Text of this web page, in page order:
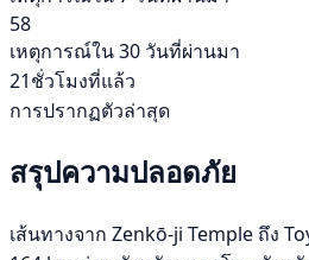
58
เหตุการณ์ใน 30 วันที่ผ่านมา
21ชั่วโมงที่แล้ว
การปรากฏตัวล่าสุด
สรุปความปลอดภัย
เส้นทางจาก Zenkō-ji Temple ถึง